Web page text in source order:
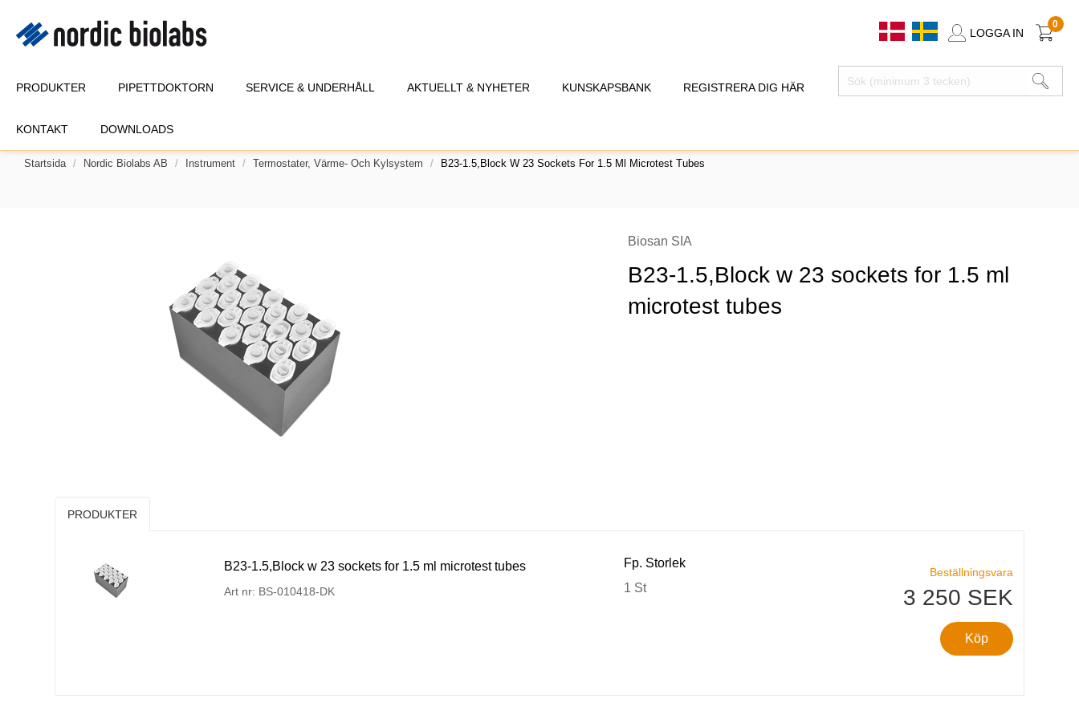
LOGGA IN
0
PRODUKTER PIPETTDOKTORN SERVICE & UNDERHÅLL AKTUELLT & NYHETER KUNSKAPSBANK REGISTRERA DIG HÄR
KONTAKT DOWNLOADS
Startsida Nordic Biolabs AB Instrument Termostater, Värme- Och Kylsystem B23-1.5,Block W 23 Sockets For 1.5 Ml Microtest Tubes
Biosan SIA
B23-1.5,Block w 23 sockets for 1.5 ml
microtest tubes
PRODUKTER
B23-1.5,Block w 23 sockets for 1.5 ml microtest tubes
Art nr: BS-010418-DK
Fp. Storlek
1 St
Beställningsvara
3 250 SEK
Köp